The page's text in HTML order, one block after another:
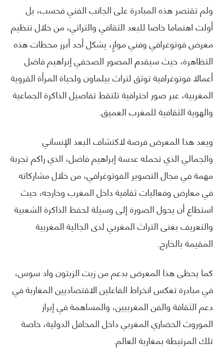
ولم تقتصر هذه المبادرة على الجانب الفني فحسب، بل
أولت اهتماما خاصا للبعد الثقافي والتراثي، من خلال تنظيم
معرض فوتوغرافي وفني موازٍ، يشكل أحد أبرز محطات هذه
التظاهرة، حيث سيقدم المصور الصحفي إبراهيم فاضل
أعمالا فوتوغرافية توثق لتراث بيلماون ولحياة المرأة القروية
المغربية، عبر صور احترافية تلتقط تفاصيل الذاكرة الجماعية
والهوية الثقافية للمغرب العميق.
ويعد هذا المعرض فرصة لاكتشاف البعد الإنساني
والجمالي الذي تحمله عدسة إبراهيم فاضل، الذي راكم تجربة
مهمة في مجال التصوير الفوتوغرافي، من خلال مشاركاته
في معارض وفعاليات ثقافية داخل المغرب وخارجه، حيث
استطاع أن يحول الصورة إلى وسيلة لحفظ الذاكرة الشعبية
والتعريف بغنى التراث المغربي لدى الجالية المغربية
المقيمة بالخارج.
كما يحظى هذا المعرض بدعم من زيت الزيتون واد سوس،
في مبادرة تعكس انخراط الفاعلين الاقتصاديين المغاربة في
دعم الثقافة والفن المغربيين، والمساهمة في إبراز
الموروث الحضاري المغربي داخل المحافل الدولية، خاصة
تلك المرتبطة بمغاربة العالم.